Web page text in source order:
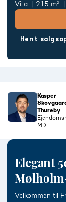
Villa 215 m²
Hent
Kasper
Skovgaard
Thureby
MDE
Elegant
Velkommen til